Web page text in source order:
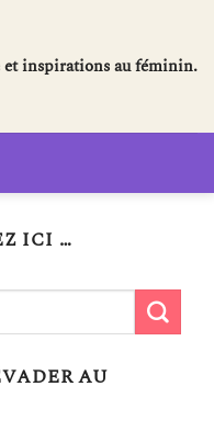
et inspirations au féminin.
ICI …
AU